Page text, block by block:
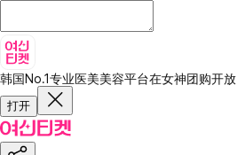
韩国No.1专业医美美容平台在女神团购开放
打开